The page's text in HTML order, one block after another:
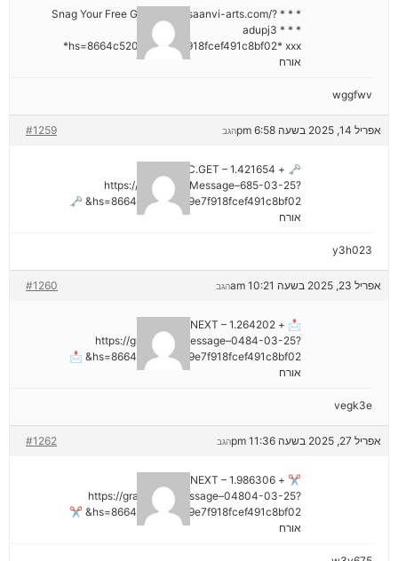
* * * Snag Your Free Gift: https://saanvi-arts.com/?
adupj3 * * *
hs=8664c520642b9e7f918fcef491c8bf02* ххх*
אורח
wggfwv
אפריל 14, 2025 בשעה 6:58 pm #1259 הגב
🗝 + 1.421654 BTC.GET –
https://graph.org/Message–685-03-25?
hs=8664c520642b9e7f918fcef491c8bf02& 🗝
אורח
y3h023
אפריל 23, 2025 בשעה 10:21 am #1260 הגב
📩 + 1.264202 BTC.NEXT –
https://graph.org/Message–0484-03-25?
hs=8664c520642b9e7f918fcef491c8bf02& 📩
אורח
vegk3e
אפריל 27, 2025 בשעה 11:36 pm #1262 הגב
✂ + 1.986306 BTC.NEXT –
https://graph.org/Message–04804-03-25?
hs=8664c520642b9e7f918fcef491c8bf02& ✂
אורח